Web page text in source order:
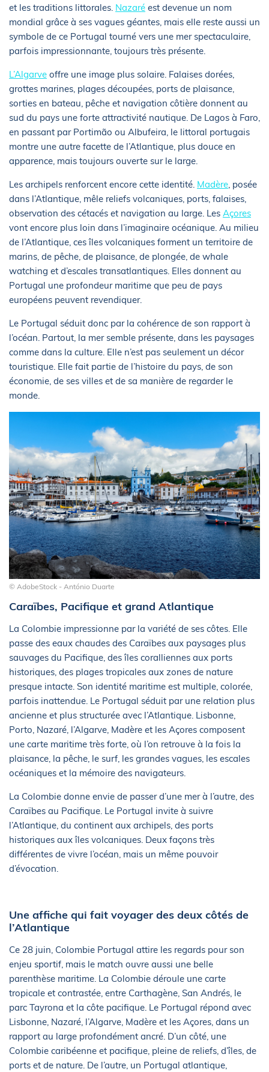
et les traditions littorales. Nazaré est devenue un nom
mondial grâce à ses vagues géantes, mais elle reste aussi un
symbole de ce Portugal tourné vers une mer spectaculaire,
parfois impressionnante, toujours très présente.
L’Algarve offre une image plus solaire. Falaises dorées,
grottes marines, plages découpées, ports de plaisance,
sorties en bateau, pêche et navigation côtière donnent au
sud du pays une forte attractivité nautique. De Lagos à Faro,
en passant par Portimão ou Albufeira, le littoral portugais
montre une autre facette de l’Atlantique, plus douce en
apparence, mais toujours ouverte sur le large.
Les archipels renforcent encore cette identité. Madère, posée
dans l’Atlantique, mêle reliefs volcaniques, ports, falaises,
observation des cétacés et navigation au large. Les Açores
vont encore plus loin dans l’imaginaire océanique. Au milieu
de l’Atlantique, ces îles volcaniques forment un territoire de
marins, de pêche, de plaisance, de plongée, de whale
watching et d’escales transatlantiques. Elles donnent au
Portugal une profondeur maritime que peu de pays
européens peuvent revendiquer.
Le Portugal séduit donc par la cohérence de son rapport à
l’océan. Partout, la mer semble présente, dans les paysages
comme dans la culture. Elle n’est pas seulement un décor
touristique. Elle fait partie de l’histoire du pays, de son
économie, de ses villes et de sa manière de regarder le
monde.
© AdobeStock - António Duarte
Caraïbes, Pacifique et grand Atlantique
La Colombie impressionne par la variété de ses côtes. Elle
passe des eaux chaudes des Caraïbes aux paysages plus
sauvages du Pacifique, des îles coralliennes aux ports
historiques, des plages tropicales aux zones de nature
presque intacte. Son identité maritime est multiple, colorée,
parfois inattendue. Le Portugal séduit par une relation plus
ancienne et plus structurée avec l’Atlantique. Lisbonne,
Porto, Nazaré, l’Algarve, Madère et les Açores composent
une carte maritime très forte, où l’on retrouve à la fois la
plaisance, la pêche, le surf, les grandes vagues, les escales
océaniques et la mémoire des navigateurs.
La Colombie donne envie de passer d’une mer à l’autre, des
Caraïbes au Pacifique. Le Portugal invite à suivre
l’Atlantique, du continent aux archipels, des ports
historiques aux îles volcaniques. Deux façons très
différentes de vivre l’océan, mais un même pouvoir
d’évocation.
Une affiche qui fait voyager des deux côtés de
l’Atlantique
Ce 28 juin, Colombie Portugal attire les regards pour son
enjeu sportif, mais le match ouvre aussi une belle
parenthèse maritime. La Colombie déroule une carte
tropicale et contrastée, entre Carthagène, San Andrés, le
parc Tayrona et la côte pacifique. Le Portugal répond avec
Lisbonne, Nazaré, l’Algarve, Madère et les Açores, dans un
rapport au large profondément ancré. D’un côté, une
Colombie caribéenne et pacifique, pleine de reliefs, d’îles, de
ports et de nature. De l’autre, un Portugal atlantique,